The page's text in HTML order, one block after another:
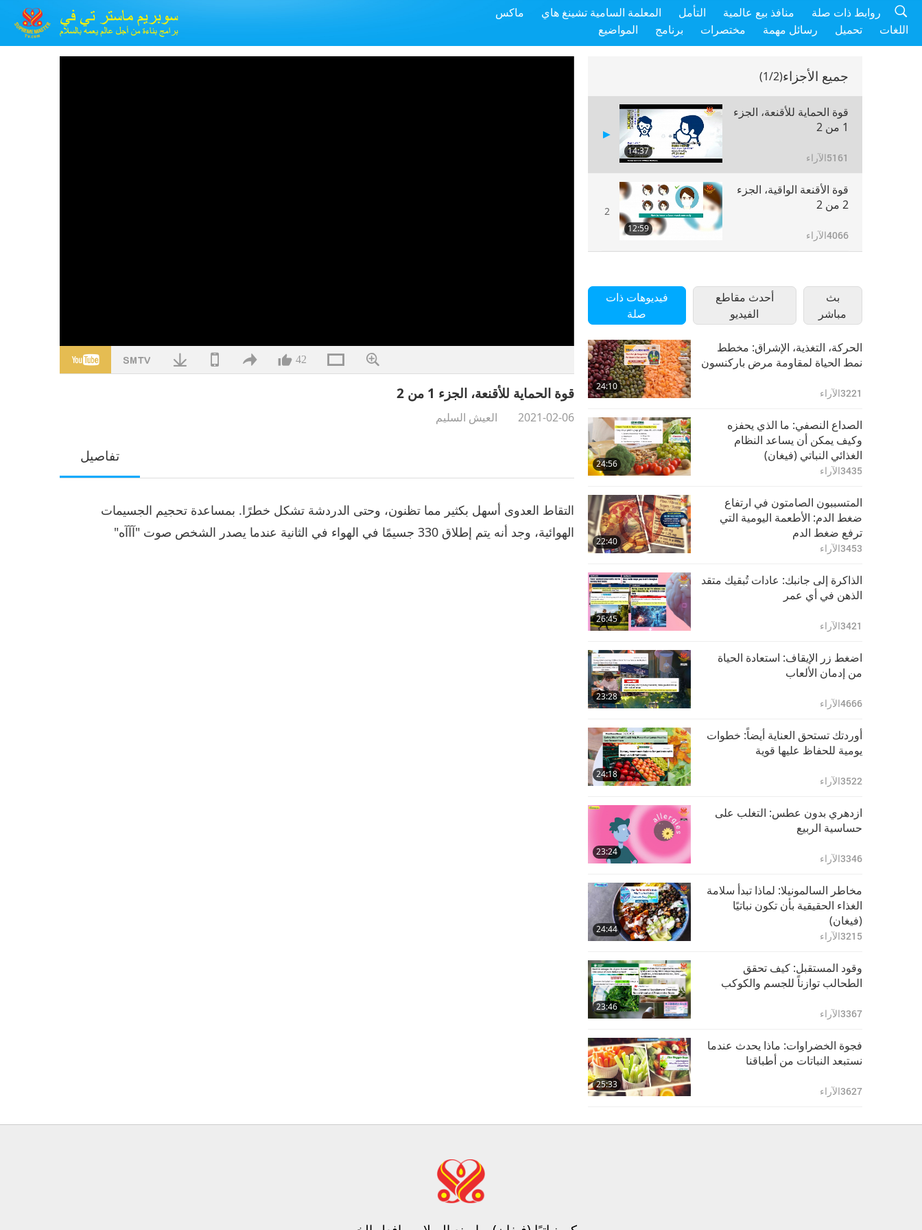
ماكس المعلمة السامية تشينغ هاي التأمل منافذ بيع عالمية
روابط ذات صلة
المواضيع
برنامج مختصرات رسائل مهمة تحميل اللغات
42
قوة الحماية للأقنعة، الجزء 1 من 2
2021-02-06 العيش السليم
تفاصيل
التقاط العدوى أسهل بكثير مما تظنون، وحتى الدردشة تشكل خطرًا. بمساعدة تحجيم الجسيمات
الهوائية، وجد أنه يتم إطلاق 330 جسيمًا في الهواء في الثانية عندما يصدر الشخص صوت "آآآه"
جميع الأجزاء(1/2)
14:37
قوة الحماية للأقنعة، الجزء
1 من 2
5161الآراء
2
12:59
قوة الأقنعة الواقية، الجزء
2 من 2
4066الآراء
فيديوهات ذات
صلة
أحدث مقاطع
الفيديو
بث
مباشر
24:10
الحركة، التغذية، الإشراق: مخطط
نمط الحياة لمقاومة مرض باركنسون
3221الآراء
24:56
الصداع النصفي: ما الذي يحفزه
وكيف يمكن أن يساعد النظام
الغذائي النباتي (فيغان)
3435الآراء
22:40
المتسببون الصامتون في ارتفاع
ضغط الدم: الأطعمة اليومية التي
ترفع ضغط الدم
3453الآراء
26:45
الذاكرة إلى جانبك: عادات تُبقيك متقد
الذهن في أي عمر
3421الآراء
23:28
اضغط زر الإيقاف: استعادة الحياة
من إدمان الألعاب
4666الآراء
24:18
أوردتك تستحق العناية أيضاً: خطوات
يومية للحفاظ عليها قوية
3522الآراء
23:24
ازدهري بدون عطس: التغلب على
حساسية الربيع
3346الآراء
24:44
مخاطر السالمونيلا: لماذا تبدأ سلامة
الغذاء الحقيقية بأن تكون نباتيًا
(فيغان)
3215الآراء
23:46
وقود المستقبل: كيف تحقق
الطحالب توازناً للجسم والكوكب
3367الآراء
25:33
فجوة الخضراوات: ماذا يحدث عندما
نستبعد النباتات من أطباقنا
3627الآراء